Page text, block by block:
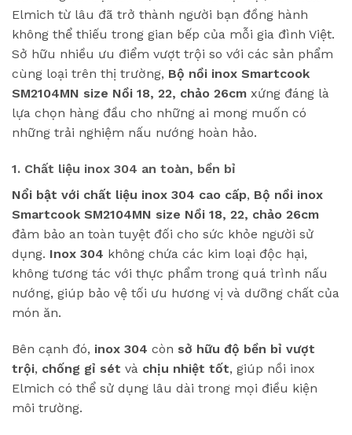
Elmich từ lâu đã trở thành người bạn đồng hành
không thể thiếu trong gian bếp của mỗi gia đình Việt.
Sở hữu nhiều ưu điểm vượt trội so với các sản phẩm
cùng loại trên thị trường, Bộ nồi inox Smartcook
SM2104MN size Nồi 18, 22, chảo 26cm xứng đáng là
lựa chọn hàng đầu cho những ai mong muốn có
những trải nghiệm nấu nướng hoàn hảo.
1. Chất liệu inox 304 an toàn, bền bỉ
Nổi bật với chất liệu inox 304 cao cấp, Bộ nồi inox
Smartcook SM2104MN size Nồi 18, 22, chảo 26cm
đảm bảo an toàn tuyệt đối cho sức khỏe người sử
dụng. Inox 304 không chứa các kim loại độc hại,
không tương tác với thực phẩm trong quá trình nấu
nướng, giúp bảo vệ tối ưu hương vị và dưỡng chất của
món ăn.
Bên cạnh đó, inox 304 còn sở hữu độ bền bỉ vượt
trội, chống gỉ sét và chịu nhiệt tốt, giúp nồi inox
Elmich có thể sử dụng lâu dài trong mọi điều kiện
môi trường.